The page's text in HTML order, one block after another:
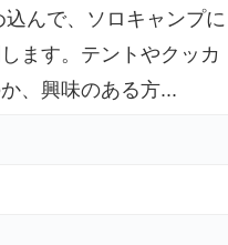
んで、ソロキャンプに
ます。テントやクッカ
、興味のある方...